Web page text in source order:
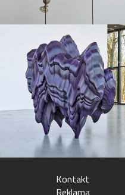
Kontakt